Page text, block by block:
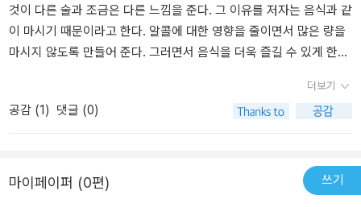
주는 와인 한 병을 데려다가 그 맛을 볼 일만 남았다. 친해져야 사랑할
수도 있는거겠지? 그러려면 일단 시도가 필요할 듯. 내가 먼저 와인에
게 손 내밀어 보겠다. 그 다음 와인도 내게 한 걸음 다가와 주겠지. 저
건 못 마시건을 떠나 한 번 배워보고 싶다. 음.... 왠지 분위기 있고가
볍게 즐기는 술처럼 여겨지기도 하기 때문이다. 와인이라고 시도를
는 한 잔도 마시기가 힘들다. 아, 코끝이 싸할 정도의 드라이한 맛의
와인은 와인입문도 제대로 못 한 내게는 그야말로 잔에 담긴 모습만
것이 다른 술과 조금은 다른 느낌을 준다. 그 이유를 저자는 음식과 같
이 마시기 때문이라고 한다. 알콜에 대한 영향을 줄이면서 많은 량을
마시지 않도록 만들어 준다. 그러면서 음식을 더욱 즐길 수 있게 한다.
것 같다.전체 책은 에세이 같은 형태가 아니라 교과서나 입문서 같은
내용이다. 따라서 읽으면서 전체적으로 느꼈던 것은 별로 없다. 다만
각 세부 장마다 주요한 내용이나 생각들은 정리할 수 있었다. 실용적
히 각 장마다 알고 싶은 부분을 따로 읽어도 좋을 것이다. 전체는 8장
으로 되어 있는데, 병따기부터 감별하기, 종류, 음식, 주문하는 법 등
더보기
공감 (1) 댓글 (0)
마이페이퍼 (0편) 쓰기